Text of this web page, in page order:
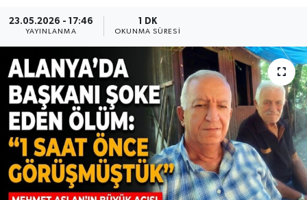
23.05.2026 - 17:46
YAYINLANMA
1 DK
OKUNMA SÜRESI